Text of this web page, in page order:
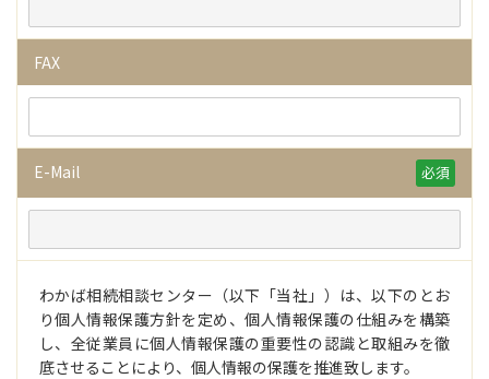
FAX
E-Mail 必須
わかば相続相談センター（以下「当社」）は、以下のとお
り個人情報保護方針を定め、個人情報保護の仕組みを構築
し、全従業員に個人情報保護の重要性の認識と取組みを徹
底させることにより、個人情報の保護を推進致します。